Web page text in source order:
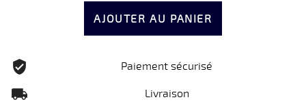
AJOUTER AU PANIER
Paiement sécurisé
Livraison